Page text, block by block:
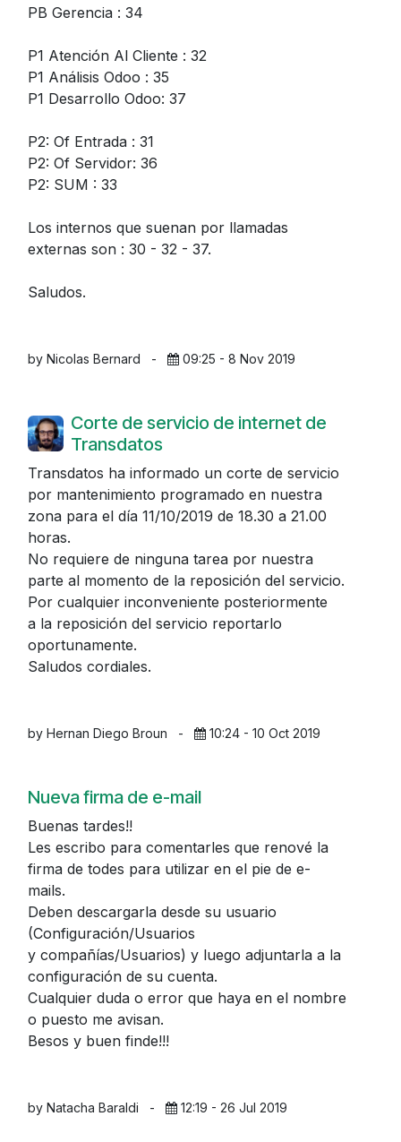
PB Gerencia : 34
P1 Atención Al Cliente : 32
P1 Análisis Odoo : 35
P1 Desarrollo Odoo: 37
P2: Of Entrada : 31
P2: Of Servidor: 36
P2: SUM : 33
Los internos que suenan por llamadas
externas son : 30 - 32 - 37.
Saludos.
by Nicolas Bernard - 09:25 - 8 Nov 2019
Corte de servicio de internet de
Transdatos
Transdatos ha informado un corte de servicio
por mantenimiento programado en nuestra
zona para el día 11/10/2019 de 18.30 a 21.00
horas.
No requiere de ninguna tarea por nuestra
parte al momento de la reposición del servicio.
Por cualquier inconveniente posteriormente
a la reposición del servicio reportarlo
oportunamente.
Saludos cordiales.
by Hernan Diego Broun - 10:24 - 10 Oct 2019
Nueva firma de e-mail
Buenas tardes!!
Les escribo para comentarles que renové la
firma de todes para utilizar en el pie de e-
mails.
Deben descargarla desde su usuario
(Configuración/Usuarios
y compañías/Usuarios) y luego adjuntarla a la
configuración de su cuenta.
Cualquier duda o error que haya en el nombre
o puesto me avisan.
Besos y buen finde!!!
by Natacha Baraldi - 12:19 - 26 Jul 2019